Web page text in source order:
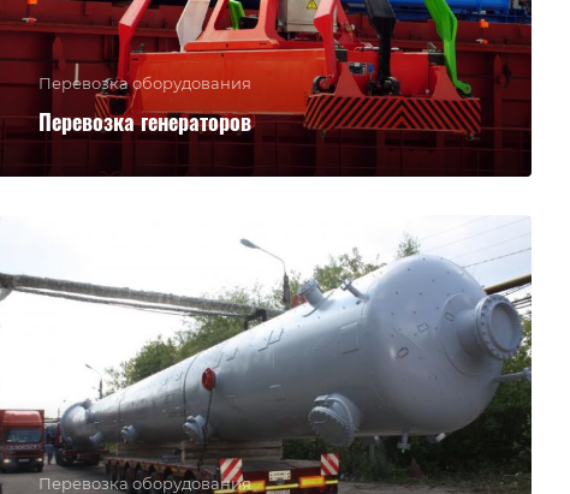
Перевозка оборудования
Перевозка генераторов
Перевозка оборудования